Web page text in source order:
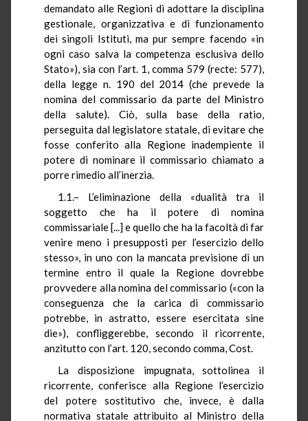
demandato alle Regioni di adottare la disciplina
gestionale, organizzativa e di funzionamento
dei singoli Istituti, ma pur sempre facendo «in
ogni caso salva la competenza esclusiva dello
Stato»), sia con l’art. 1, comma 579 (recte: 577),
della legge n. 190 del 2014 (che prevede la
nomina del commissario da parte del Ministro
della salute). Ciò, sulla base della ratio,
perseguita dal legislatore statale, di evitare che
fosse conferito alla Regione inadempiente il
potere di nominare il commissario chiamato a
porre rimedio all’inerzia.
1.1.– L’eliminazione della «dualità tra il
soggetto che ha il potere di nomina
commissariale [...] e quello che ha la facoltà di far
venire meno i presupposti per l’esercizio dello
stesso», in uno con la mancata previsione di un
termine entro il quale la Regione dovrebbe
provvedere alla nomina del commissario («con la
conseguenza che la carica di commissario
potrebbe, in astratto, essere esercitata sine
die»), confliggerebbe, secondo il ricorrente,
anzitutto con l’art. 120, secondo comma, Cost.
La disposizione impugnata, sottolinea il
ricorrente, conferisce alla Regione l’esercizio
del potere sostitutivo che, invece, è dalla
normativa statale attribuito al Ministro della